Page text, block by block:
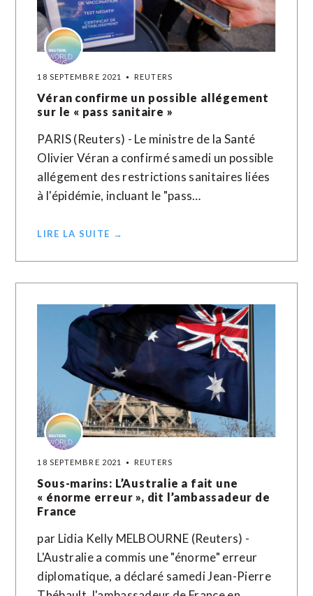
18 SEPTEMBRE 2021 REUTERS
Véran confirme un possible allégement
sur le « pass sanitaire »
PARIS (Reuters) - Le ministre de la Santé
Olivier Véran a confirmé samedi un possible
allégement des restrictions sanitaires liées
à l'épidémie, incluant le "pass…
LIRE LA SUITE →
18 SEPTEMBRE 2021 REUTERS
Sous-marins: L’Australie a fait une
« énorme erreur », dit l’ambassadeur de
France
par Lidia Kelly MELBOURNE (Reuters) -
L'Australie a commis une "énorme" erreur
diplomatique, a déclaré samedi Jean-Pierre